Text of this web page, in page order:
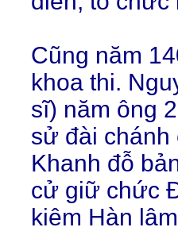
Cũng năm
khoa thi.
sĩ) năm ông
sử đài chánh
Khanh đỗ
cử giữ chức
kiêm Hàn